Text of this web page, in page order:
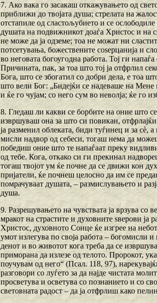
7. Ако вака го засакаш откажувањето од
приближи до твојата душа; стрелата на
отстапиле од сластољубието и се
душата на подвижникот доаѓа Христос и на
не може да ја одземе; тоа не можат ни
потсетувања, божествените соѕерцанија и
во неговата богоугодна работа. Тој ги
Причината, пак, за тоа што тој ја отфрлил
Бога, што се збогатил со добри дела, е тоа
што вели Бог: „Бидејќи се надеваше на
и ќе го чујам; со него сум во неволја; ќе го
8. Гледаш ли какви се борбите на оние што
извршуваш она за што си повикан,
ја разменил облеката, биди туѓинец и за сѐ,
мисли надвор од себеси, тогаш нема да
победиш оние што те напаѓаат преку
од тебе. Кога, откако си ги прекинал
тогаш твојот ум ќе почне да се движи кон
пријатели, ќе почнеш целосно да им се
помрачуваат душата, – размислувањето и
душа.
9. Разрешувањето на чувствата ја врзува со
мракот на страстите и духовните ѕверови ја
Христос, духовното Сонце ќе изгрее на
умот излегува по своја работа – богомисли
денот и во животот кога треба да се
приморана да излезе од телото. Пророкот,
поучувам од него“ (Псал. 118, 97),
разговори со луѓето за да најде чистата
просветува и осветува со познанието и со
световната радост – да ја отфрлиш како